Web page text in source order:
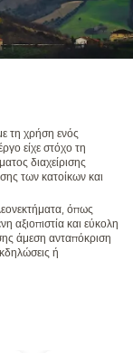
τη χρήση ενός
είχε στόχο τη
διαχείρισης
των κατοίκων και
όπως
αξιοπιστία και εύκολη
άμεση ανταπόκριση
ή